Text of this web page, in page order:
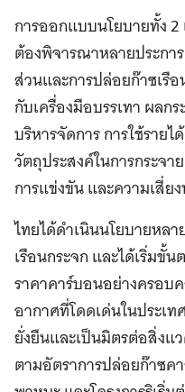
การออกแบบนโยบายทั้ง
ต้องพิจารณาหลายประกา
ส่วนและการปล่อยก๊าซเรื
กับเครื่องมือบรรเทา ผลก
บริหารจัดการ การใช้ราย
วัตถุประสงค์ในการกระจ
การแข่งขัน และความเสี่ย
ไทยได้ดำเนินนโยบายหล
เรือนกระจก และได้เริ่มขั้
ราคาคาร์บอนอย่างครอ
อากาศที่โดดเด่นในประเ
ยั่งยืนและเป็นมิตรต่อสิ่งแ
ตามอัตราการปล่อยก๊าซค